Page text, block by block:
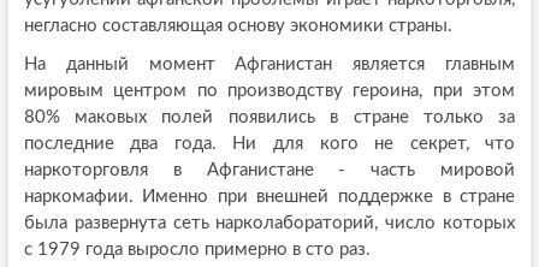
негласно составляющая основу экономики страны.
На данный момент Афганистан является главным
мировым центром по производству героина, при этом
80% маковых полей появились в стране только за
последние два года. Ни для кого не секрет, что
наркоторговля в Афганистане - часть мировой
наркомафии. Именно при внешней поддержке в стране
была развернута сеть нарколабораторий, число которых
с 1979 года выросло примерно в сто раз.